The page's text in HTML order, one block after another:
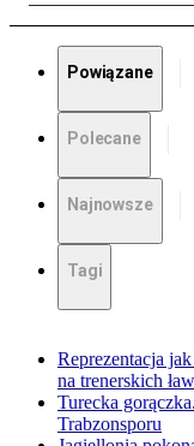
Powiązane
Polecane
Najnowsze
Tagi
Reprezentacja
na trenerskich
Turecka
Trabzonsporu